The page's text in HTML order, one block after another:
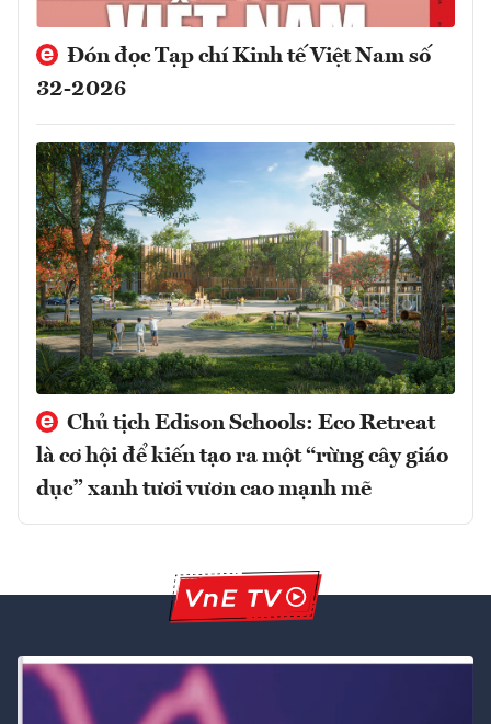
Đón đọc Tạp chí Kinh tế Việt Nam số
32-2026
Chủ tịch Edison Schools: Eco Retreat
là cơ hội để kiến tạo ra một “rừng cây giáo
dục” xanh tươi vươn cao mạnh mẽ